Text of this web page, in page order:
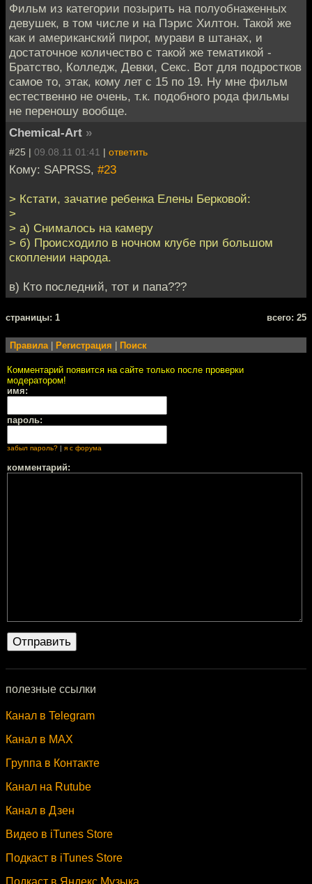
Фильм из категории позырить на полуобнаженных
девушек, в том числе и на Пэрис Хилтон. Такой же
как и американский пирог, мурави в штанах, и
достаточное количество с такой же тематикой -
Братство, Колледж, Девки, Секс. Вот для подростков
самое то, этак, кому лет с 15 по 19. Ну мне фильм
естественно не очень, т.к. подобного рода фильмы
не переношу вообще.
Chemical-Art »
#25 | 09.08.11 01:41 | ответить
Кому: SAPRSS, #23
> Кстати, зачатие ребенка Елены Берковой:
>
> а) Снималось на камеру
> б) Происходило в ночном клубе при большом
скоплении народа.
в) Кто последний, тот и папа???
cтраницы: 1 всего: 25
Правила Регистрация Поиск
Комментарий появится на сайте только после проверки
модератором!
имя:
пароль:
забыл пароль? | я с форума
комментарий:
полезные ссылки
Канал в Telegram
Канал в MAX
Группа в Контакте
Канал на Rutube
Канал в Дзен
Видео в iTunes Store
Подкаст в iTunes Store
Подкаст в Яндекс.Музыка